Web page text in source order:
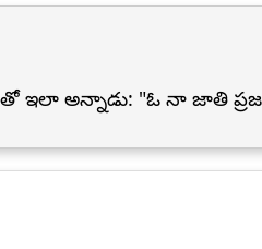
ఇలా అన్నాడు: "ఓ నా జాతి